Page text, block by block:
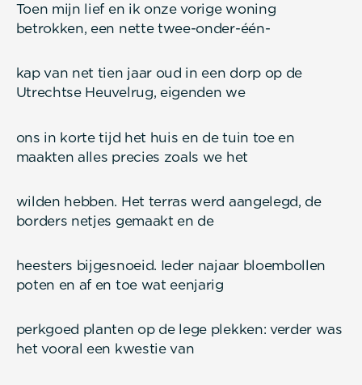
Toen mijn lief en ik onze vorige woning
betrokken, een nette twee-onder-één-
kap van net tien jaar oud in een dorp op de
Utrechtse Heuvelrug, eigenden we
ons in korte tijd het huis en de tuin toe en
maakten alles precies zoals we het
wilden hebben. Het terras werd aangelegd, de
borders netjes gemaakt en de
heesters bijgesnoeid. Ieder najaar bloembollen
poten en af en toe wat eenjarig
perkgoed planten op de lege plekken: verder was
het vooral een kwestie van